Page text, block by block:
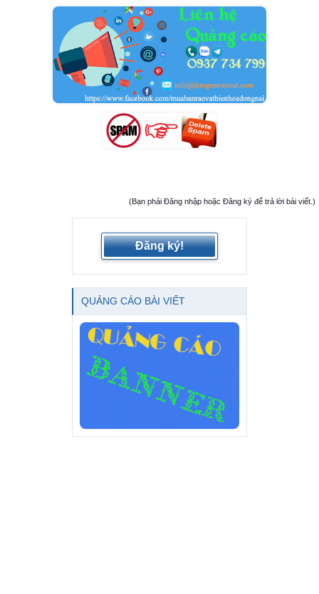
(Bạn phải Đăng nhập hoặc Đăng ký để trả lời bài viết.)
Đăng ký!
QUẢNG CÁO BÀI VIẾT